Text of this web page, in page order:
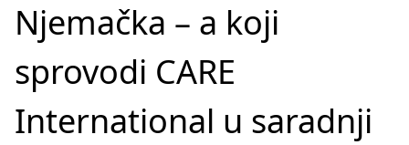
Njemačka – a koji
sprovodi CARE
International u saradnji